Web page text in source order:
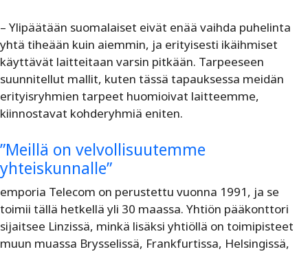
– Ylipäätään suomalaiset eivät enää vaihda puhelinta
yhtä tiheään kuin aiemmin, ja erityisesti ikäihmiset
käyttävät laitteitaan varsin pitkään. Tarpeeseen
suunnitellut mallit, kuten tässä tapauksessa meidän
erityisryhmien tarpeet huomioivat laitteemme,
kiinnostavat kohderyhmiä eniten.
”Meillä on velvollisuutemme
yhteiskunnalle”
emporia Telecom on perustettu vuonna 1991, ja se
toimii tällä hetkellä yli 30 maassa. Yhtiön pääkonttori
sijaitsee Linzissä, minkä lisäksi yhtiöllä on toimipisteet
muun muassa Brysselissä, Frankfurtissa, Helsingissä,